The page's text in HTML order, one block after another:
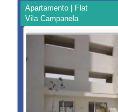
Apartamento | Flat
Vila Campanela